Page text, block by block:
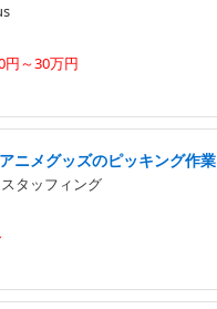
円～30万円
ニメグッズのピッキング作業
タッフィング